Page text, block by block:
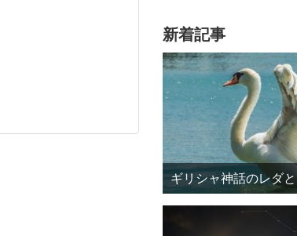
新着記事
ギリシャ神話のレダと